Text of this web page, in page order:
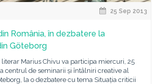
25 Sep 2013
România, în dezbatere la
Göteborg
Marius Chivu va participa miercuri, 25
centrul de seminarii și întâlniri creative al
la o dezbatere cu tema Situația criticii